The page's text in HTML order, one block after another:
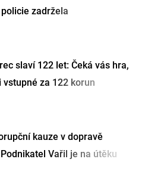
zadržela
slaví 122 let: Čeká vás hra,
vstupné za 122 korun
kauze v dopravě
Vařil je na útěku